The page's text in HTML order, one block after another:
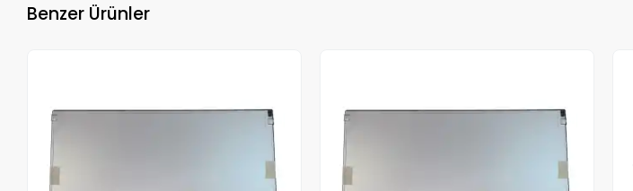
Benzer Ürünler